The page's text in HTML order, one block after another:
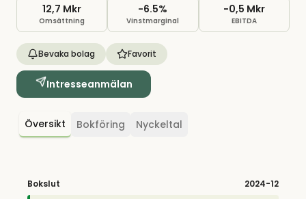
12,7 Mkr
Omsättning
-6.5%
Vinstmarginal
−0,5 Mkr
EBITDA
Bevaka bolag Favorit
Intresseanmälan
Översikt Bokföring Nyckeltal
Bokslut 2024-12